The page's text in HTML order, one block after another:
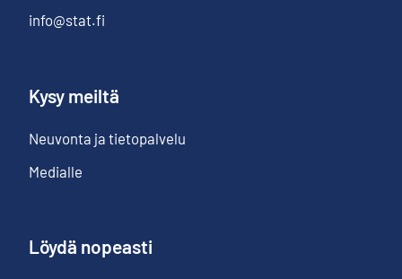
info@stat.fi
Kysy meiltä
Neuvonta ja tietopalvelu
Medialle
Löydä nopeasti